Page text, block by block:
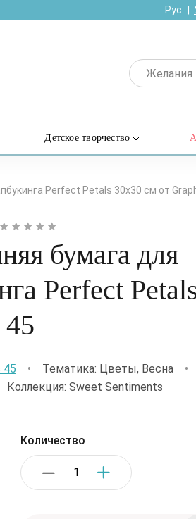
Рус
Желания
Детское творчество
Perfect Petals 30х30 см от
бумага для
Perfect
45 • Тематика: Цветы, Весна •
Коллекция: Sweet Sentiments
Количество